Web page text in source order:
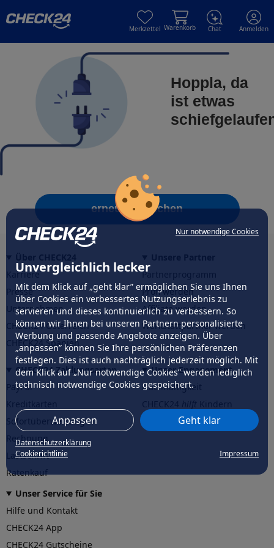
Nur notwendige Cookies
Unvergleichlich lecker
Mit dem Klick auf „geht klar” ermöglichen Sie uns Ihnen
über Cookies ein verbessertes Nutzungserlebnis zu
servieren und dieses kontinuierlich zu verbessern. So
können wir Ihnen bei unseren Partnern personalisierte
Werbung und passende Angebote anzeigen. Über
„anpassen” können Sie Ihre persönlichen Präferenzen
festlegen. Dies ist auch nachträglich jederzeit möglich. Mit
dem Klick auf „Nur notwendige Cookies” werden lediglich
technisch notwendige Cookies gespeichert.
Anpassen Geht klar
Datenschutzerklärung
Cookierichtlinie
Impressum
Merkzettel Warenkorb Chat Anmelden
Hoppla, da
ist etwas
erneut versuchen
Karriere
Presse
Unternehmen
CHECK24 Österreich
CHECK24 Spanien
Partnerprogramm
Profi werden
Affiliate werden
Werkstattpartner werden
CHECK24 Zahlungsarten
PayPal
Sofortüberweisung
Rechnung
Lastschrift
Ratenkauf
Unser Engagement
Nachhaltigkeit
CHECK24hilftder Natur
Unser Service für Sie
Hilfe und Kontakt
CHECK24 App
CHECK24 Gutscheine